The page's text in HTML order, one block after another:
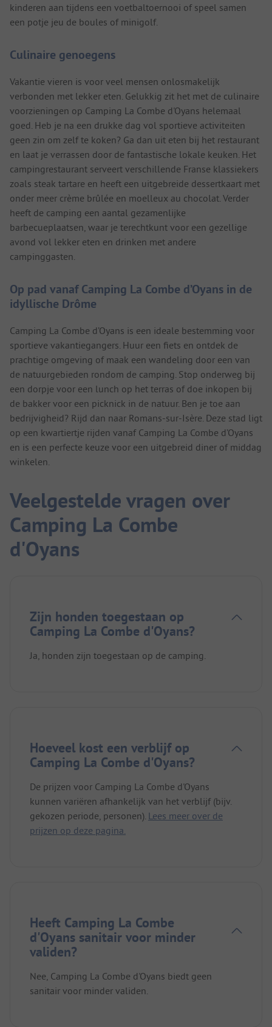
kinderen aan tijdens een voetbaltoernooi of speel samen
een potje jeu de boules of minigolf.
Culinaire genoegens
Vakantie vieren is voor veel mensen onlosmakelijk
verbonden met lekker eten. Gelukkig zit het met de culinaire
voorzieningen op Camping La Combe d'Oyans helemaal
goed. Heb je na een drukke dag vol sportieve activiteiten
geen zin om zelf te koken? Ga dan uit eten bij het restaurant
en laat je verrassen door de fantastische lokale keuken. Het
campingrestaurant serveert verschillende Franse klassiekers
zoals steak tartare en heeft een uitgebreide dessertkaart met
onder meer crème brûlée en moelleux au chocolat. Verder
heeft de camping een aantal gezamenlijke
barbecueplaatsen, waar je terechtkunt voor een gezellige
avond vol lekker eten en drinken met andere
campinggasten.
Op pad vanaf Camping La Combe d’Oyans in de
idyllische Drôme
Camping La Combe d’Oyans is een ideale bestemming voor
sportieve vakantiegangers. Huur een fiets en ontdek de
prachtige omgeving of maak een wandeling door een van
de natuurgebieden rondom de camping. Stop onderweg bij
een dorpje voor een lunch op het terras of doe inkopen bij
de bakker voor een picknick in de natuur. Ben je toe aan
bedrijvigheid? Rijd dan naar Romans-sur-Isère. Deze stad ligt
op een kwartiertje rijden vanaf Camping La Combe d’Oyans
en is een perfecte keuze voor een uitgebreid diner of middag
winkelen.
Veelgestelde vragen over
Camping La Combe
d'Oyans
Zijn honden toegestaan op
Camping La Combe d'Oyans?
Ja, honden zijn toegestaan op de camping.
Hoeveel kost een verblijf op
Camping La Combe d'Oyans?
De prijzen voor Camping La Combe d'Oyans
kunnen variëren afhankelijk van het verblijf (bijv.
gekozen periode, personen). Lees meer over de
prijzen op deze pagina.
Heeft Camping La Combe
d'Oyans sanitair voor minder
validen?
Nee, Camping La Combe d'Oyans biedt geen
sanitair voor minder validen.